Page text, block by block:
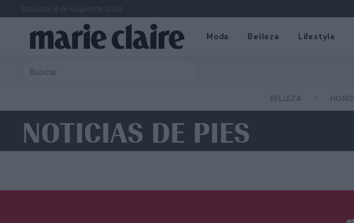
Saturday 8 de August de 2026
Moda Belleza Lifestyle
BELLEZA
NOTICIAS DE PIES